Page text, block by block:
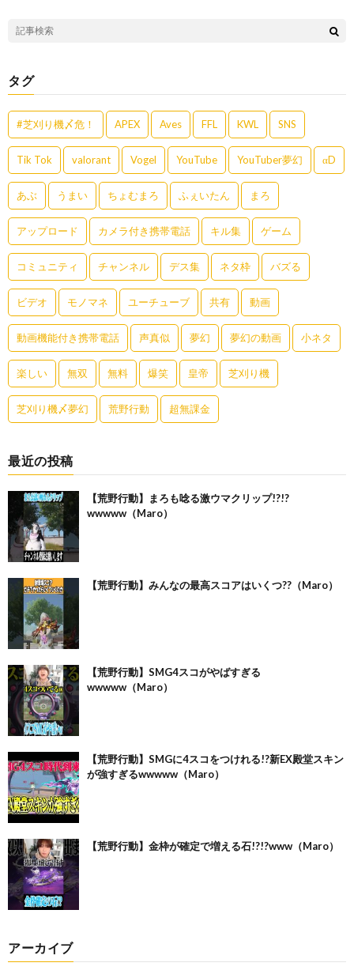
タグ
#芝刈り機〆危！ APEX Aves FFL KWL SNS
Tik Tok valorant Vogel YouTube YouTuber夢幻 αD
あぶ うまい ちょむまろ ふぇいたん まろ
アップロード カメラ付き携帯電話 キル集 ゲーム
コミュニティ チャンネル デス集 ネタ枠 バズる
ビデオ モノマネ ユーチューブ 共有 動画
動画機能付き携帯電話 声真似 夢幻 夢幻の動画 小ネタ
楽しい 無双 無料 爆笑 皇帝 芝刈り機
芝刈り機〆夢幻 荒野行動 超無課金
最近の投稿
【荒野行動】まろも唸る激ウマクリップ!?!?
wwwww（Maro）
【荒野行動】みんなの最高スコアはいくつ??（Maro）
【荒野行動】SMG4スコがやばすぎる
wwwww（Maro）
【荒野行動】SMGに4スコをつけれる!?新EX殿堂スキン
が強すぎるwwwww（Maro）
【荒野行動】金枠が確定で増える石!?!?www（Maro）
アーカイブ